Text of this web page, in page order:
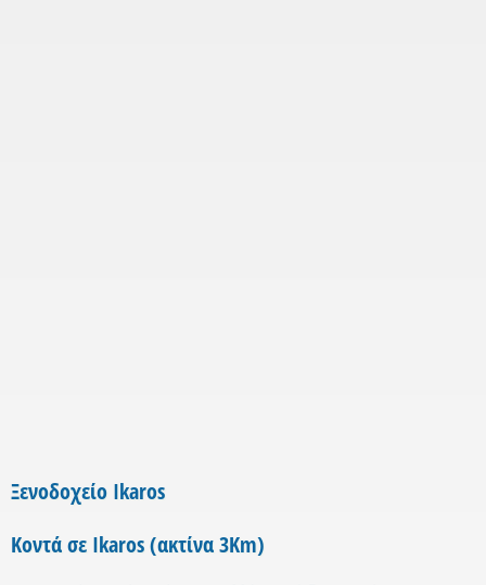
Ξενοδοχείο Ikaros
Κοντά σε Ikaros (ακτίνα 3Km)